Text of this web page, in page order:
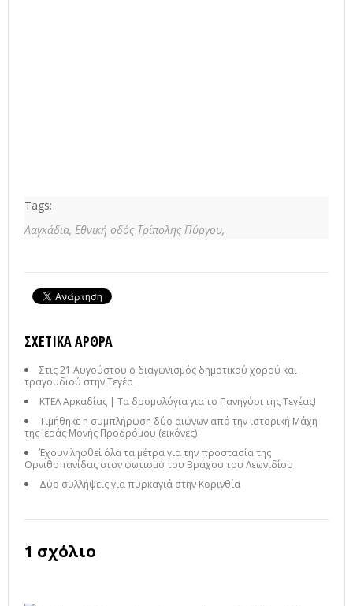
Tags:
Λαγκάδια, Εθνική οδός Τρίπολης Πύργου,
ΣΧΕΤΙΚΆ ΆΡΘΡΑ
Στις 21 Αυγούστου ο διαγωνισμός δημοτικού χορού και
τραγουδιού στην Τεγέα
ΚΤΕΛ Αρκαδίας | Τα δρομολόγια για το Πανηγύρι της Τεγέας!
Τιμήθηκε η συμπλήρωση δύο αιώνων από την ιστορική Μάχη
της Ιεράς Μονής Προδρόμου (εικόνες)
Έχουν ληφθεί όλα τα μέτρα για την προστασία της
Ορνιθοπανίδας στον φωτισμό του Βράχου του Λεωνιδίου
Δύο συλλήψεις για πυρκαγιά στην Κορινθία
1 σχόλιο